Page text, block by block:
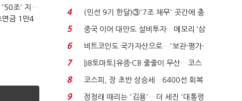
(2023년 경제방향)기업투자 촉진에 주력…시설투자 '50조' 지원·공제율 10%↑
(2023년 경제방향)긴급복지지원금 '162만원'…기초연금 1만4000원·장애수당 2만원↑
지에 상한가...
4
(민선 9기 한달)③'7조 채무' 곳간에 충
격…추미애, 20년...
5
중국 이어 대만도 설비투자…메모리 ‘삼
국전쟁’
6
비트코인도 국가자산으로…'보관·평가·
처분' 기준은 ...
7
[IB토마토]유증·CB 줄줄이 무산…코스
닥 벌점 급증에 ...
8
코스피, 장 초반 상승세…6400선 회복
시도
9
정청래 때리는 '김용'…더 세진 '대통령